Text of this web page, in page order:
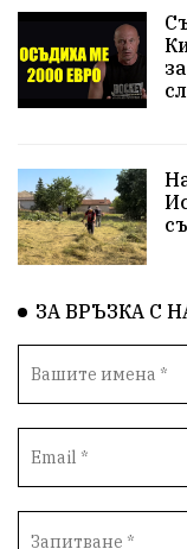
ЗА ВРЪЗКА С